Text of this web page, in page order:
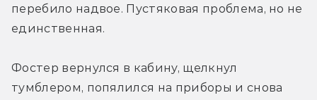
перебило надвое. Пустяковая проблема, но не
единственная.
Фостер вернулся в кабину, щелкнул
тумблером, попялился на приборы и снова